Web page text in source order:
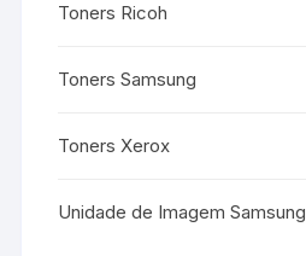
Toners Ricoh
Toners Samsung
Toners Xerox
Unidade de Imagem Samsung